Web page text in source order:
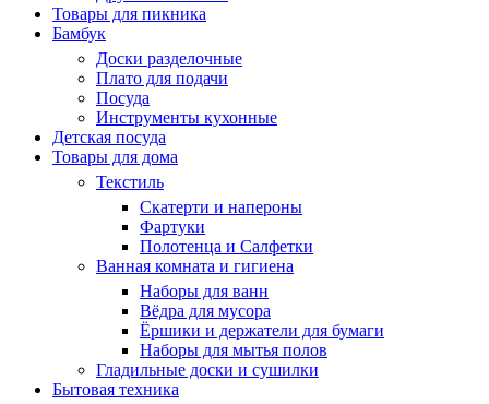
Товары для пикника
Бамбук
Доски разделочные
Плато для подачи
Посуда
Инструменты кухонные
Детская посуда
Товары для дома
Текстиль
Скатерти и напероны
Фартуки
Полотенца и Салфетки
Ванная комната и гигиена
Наборы для ванн
Вёдра для мусора
Ёршики и держатели для бумаги
Наборы для мытья полов
Гладильные доски и сушилки
Бытовая техника